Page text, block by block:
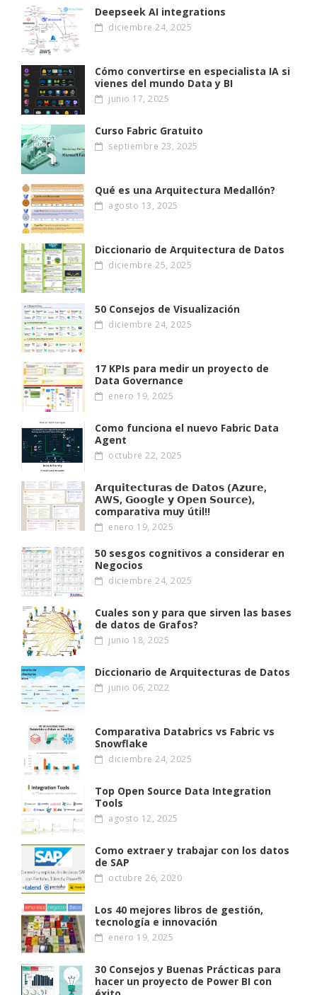
Deepseek AI integrations
diciembre 24, 2025
Cómo convertirse en especialista IA si
vienes del mundo Data y BI
junio 17, 2025
Curso Fabric Gratuito
septiembre 23, 2025
Qué es una Arquitectura Medallón?
agosto 13, 2025
Diccionario de Arquitectura de Datos
diciembre 25, 2025
50 Consejos de Visualización
diciembre 24, 2025
17 KPIs para medir un proyecto de
Data Governance
enero 19, 2025
Como funciona el nuevo Fabric Data
Agent
octubre 22, 2025
𝗔𝗿𝗾𝘂𝗶𝘁𝗲𝗰𝘁𝘂𝗿𝗮𝘀 𝗱𝗲 𝗗𝗮𝘁𝗼𝘀 (𝗔𝘇𝘂𝗿𝗲,
𝗔W𝗦, 𝗚𝗼𝗼𝗴𝗹𝗲 𝘆 𝗢𝗽𝗲𝗻 𝗦𝗼𝘂𝗿𝗰𝗲),
comparativa muy útil!!
enero 19, 2025
50 sesgos cognitivos a considerar en
Negocios
diciembre 24, 2025
Cuales son y para que sirven las bases
de datos de Grafos?
junio 18, 2025
Diccionario de Arquitecturas de Datos
junio 06, 2022
Comparativa Databrics vs Fabric vs
Snowflake
diciembre 24, 2025
Top Open Source Data Integration
Tools
agosto 12, 2025
Como extraer y trabajar con los datos
de SAP
octubre 26, 2020
Los 40 mejores libros de gestión,
tecnología e innovación
enero 19, 2025
30 Consejos y Buenas Prácticas para
hacer un proyecto de Power BI con